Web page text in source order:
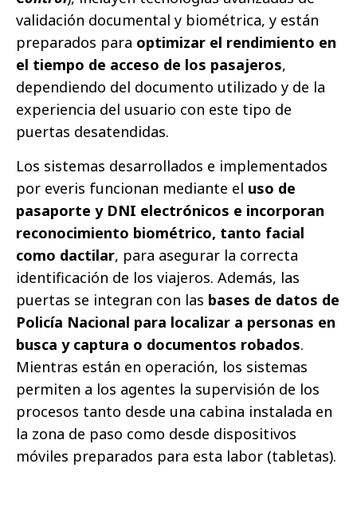
validación documental y biométrica, y están
preparados para optimizar el rendimiento en
el tiempo de acceso de los pasajeros,
dependiendo del documento utilizado y de la
experiencia del usuario con este tipo de
puertas desatendidas.
Los sistemas desarrollados e implementados
por everis funcionan mediante el uso de
pasaporte y DNI electrónicos e incorporan
reconocimiento biométrico, tanto facial
como dactilar, para asegurar la correcta
identificación de los viajeros. Además, las
puertas se integran con las bases de datos de
Policía Nacional para localizar a personas en
busca y captura o documentos robados.
Mientras están en operación, los sistemas
permiten a los agentes la supervisión de los
procesos tanto desde una cabina instalada en
la zona de paso como desde dispositivos
móviles preparados para esta labor (tabletas).